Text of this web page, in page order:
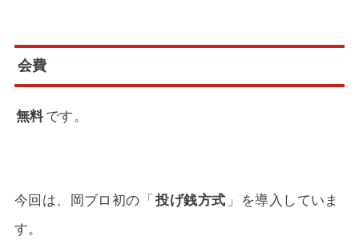
会費
無料です。
今回は、岡ブロ初の「 投げ銭方式 」を導入していま
す。